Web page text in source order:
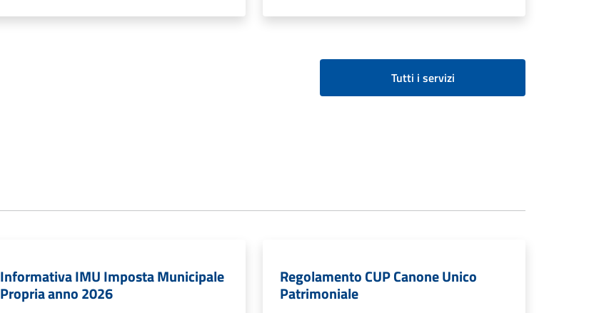
Tutti i servizi
Informativa IMU Imposta Municipale
Propria anno 2026
Regolamento CUP Canone Unico
Patrimoniale